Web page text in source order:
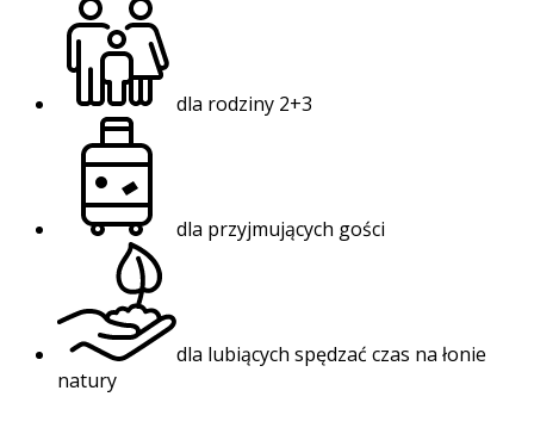
dla rodziny 2+3
dla przyjmujących gości
dla lubiących spędzać czas na łonie
natury